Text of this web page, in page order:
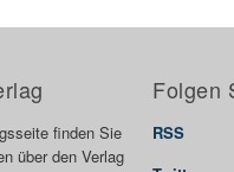
finden Sie
über den Verlag
Folgen
RSS